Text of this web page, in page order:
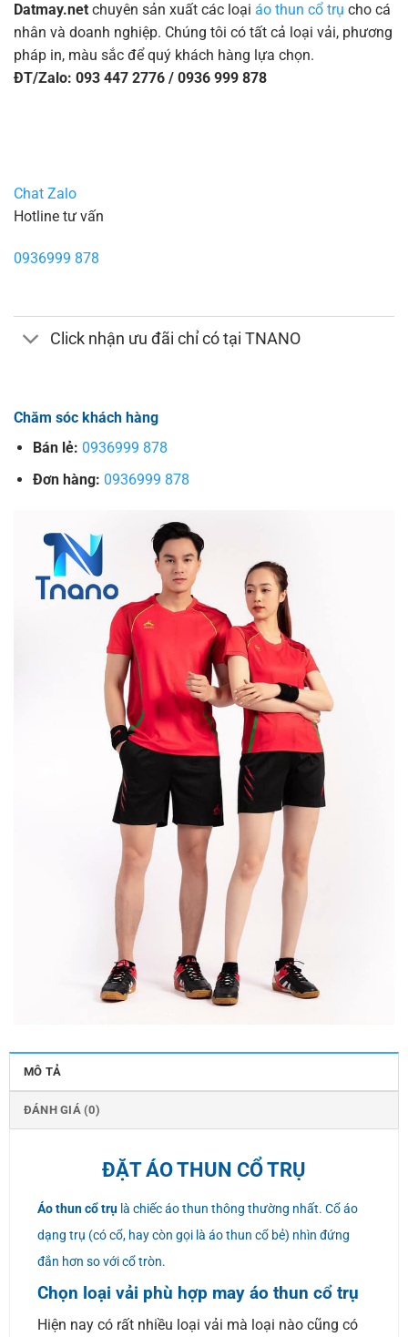
Datmay.net chuyên sản xuất các loại áo thun cổ trụ cho cá
nhân và doanh nghiệp. Chúng tôi có tất cả loại vải, phương
pháp in, màu sắc để quý khách hàng lựa chọn.
ĐT/Zalo: 093 447 2776 / 0936 999 878
Chat Zalo
Hotline tư vấn
0936999 878
Click nhận ưu đãi chỉ có tại TNANO
Chăm sóc khách hàng
Bán lẻ: 0936999 878
Đơn hàng: 0936999 878
MÔ TẢ
ĐÁNH GIÁ (0)
ĐẶT ÁO THUN CỔ TRỤ
Áo thun cổ trụlà chiếc áo thun thông thường nhất. Cổ áo
dạng trụ (có cổ, hay còn gọi là áo thun cổ bẻ) nhìn đứng
đắn hơn so với cổ tròn.
Chọn loại vải phù hợp may áo thun cổ trụ
Hiện nay có rất nhiều loại vải mà loại nào cũng có